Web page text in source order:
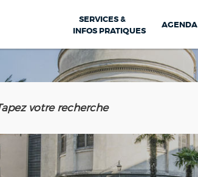
SERVICES &
INFOS PRATIQUES
AGENDA